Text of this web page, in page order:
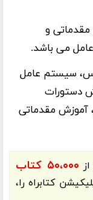
و
می باشد.
سیستم عامل
دستورات
آموزش مقدماتی
۵۰،۰۰۰ کتاب
کتابراهرا،